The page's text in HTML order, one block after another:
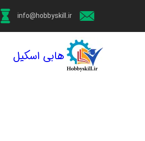
info@hobbyskill.ir
هابی اسکیل